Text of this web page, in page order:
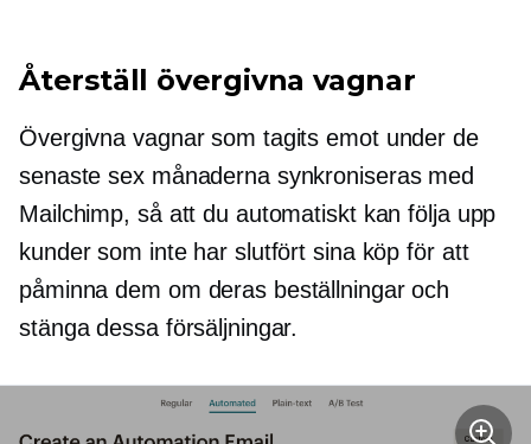
Återställ övergivna vagnar
Övergivna vagnar som tagits emot under de
senaste sex månaderna synkroniseras med
Mailchimp, så att du automatiskt kan följa upp
kunder som inte har slutfört sina köp för att
påminna dem om deras beställningar och
stänga dessa försäljningar.